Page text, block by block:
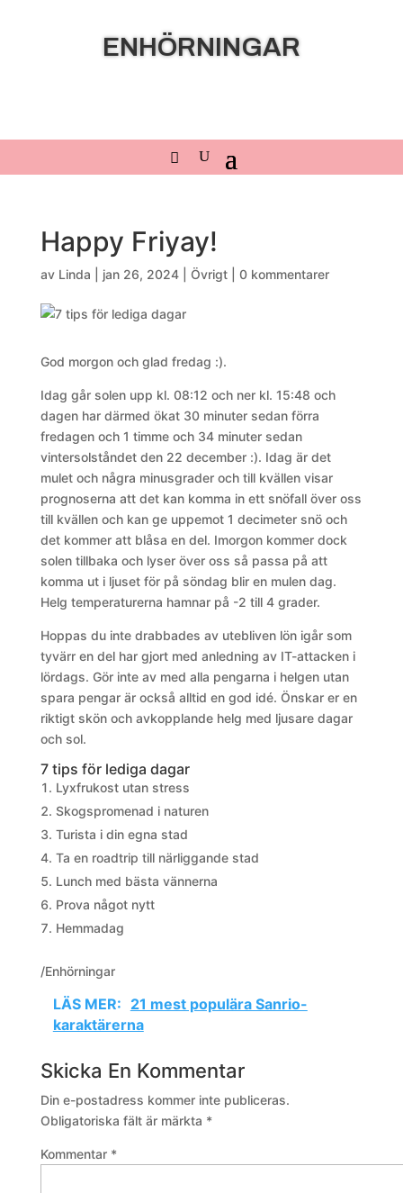
ENHÖRNINGAR
Happy Friyay!
av Linda jan 26, 2024| Övrigt| 0 kommentarer
God morgon och glad fredag :).
Idag går solen upp kl. 08:12 och ner kl. 15:48 och
dagen har därmed ökat 30 minuter sedan förra
fredagen och 1 timme och 34 minuter sedan
vintersolståndet den 22 december :). Idag är det
mulet och några minusgrader och till kvällen visar
prognoserna att det kan komma in ett snöfall över oss
till kvällen och kan ge uppemot 1 decimeter snö och
det kommer att blåsa en del. Imorgon kommer dock
solen tillbaka och lyser över oss så passa på att
komma ut i ljuset för på söndag blir en mulen dag.
Helg temperaturerna hamnar på -2 till 4 grader.
Hoppas du inte drabbades av utebliven lön igår som
tyvärr en del har gjort med anledning av IT-attacken i
lördags. Gör inte av med alla pengarna i helgen utan
spara pengar är också alltid en god idé. Önskar er en
riktigt skön och avkopplande helg med ljusare dagar
och sol.
7 tips för lediga dagar
Lyxfrukost utan stress
Skogspromenad i naturen
Turista i din egna stad
Ta en roadtrip till närliggande stad
Lunch med bästa vännerna
Prova något nytt
Hemmadag
/Enhörningar
LÄS MER: 21 mest populära Sanrio-
karaktärerna
Skicka En Kommentar
Din e-postadress kommer inte publiceras.
Obligatoriska fält är märkta *
Kommentar *